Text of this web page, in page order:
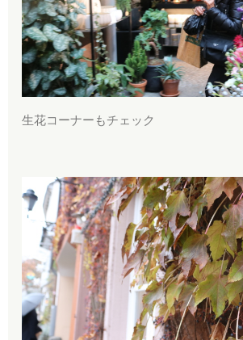
生花コーナーもチェック